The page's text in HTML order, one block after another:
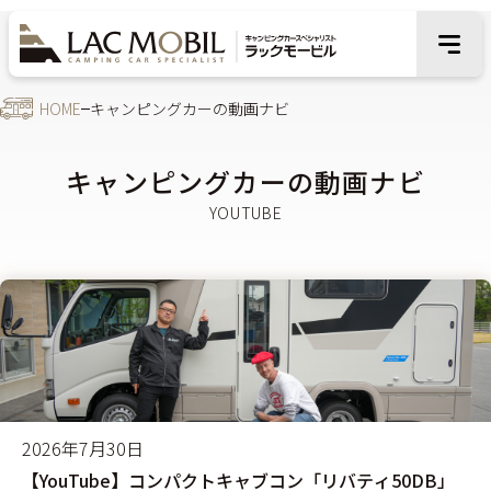
HOME キャンピングカーの動画ナビ
キャンピングカーの動画ナビ
2026年7月30日
【YouTube】コンパクトキャブコン「リバティ50DB」